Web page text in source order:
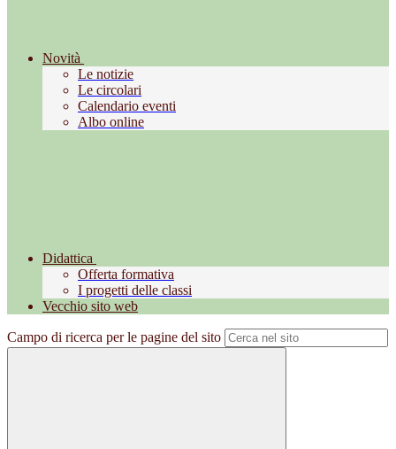
Novità
Le notizie
Le circolari
Calendario eventi
Albo online
Didattica
Offerta formativa
I progetti delle classi
Vecchio sito web
Campo di ricerca per le pagine del sito